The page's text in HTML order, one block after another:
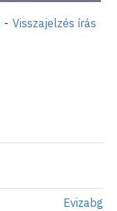
Evizabg
- Visszajelzés írás